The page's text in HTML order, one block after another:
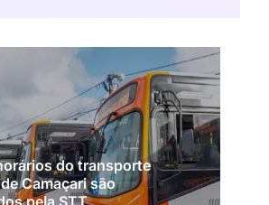
do transporte
Camaçari são
pela STT